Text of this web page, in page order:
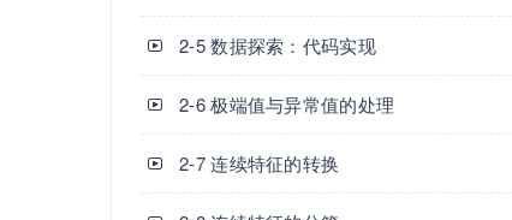
2-5 数据探索：代码实现
2-6 极端值与异常值的处理
2-7 连续特征的转换